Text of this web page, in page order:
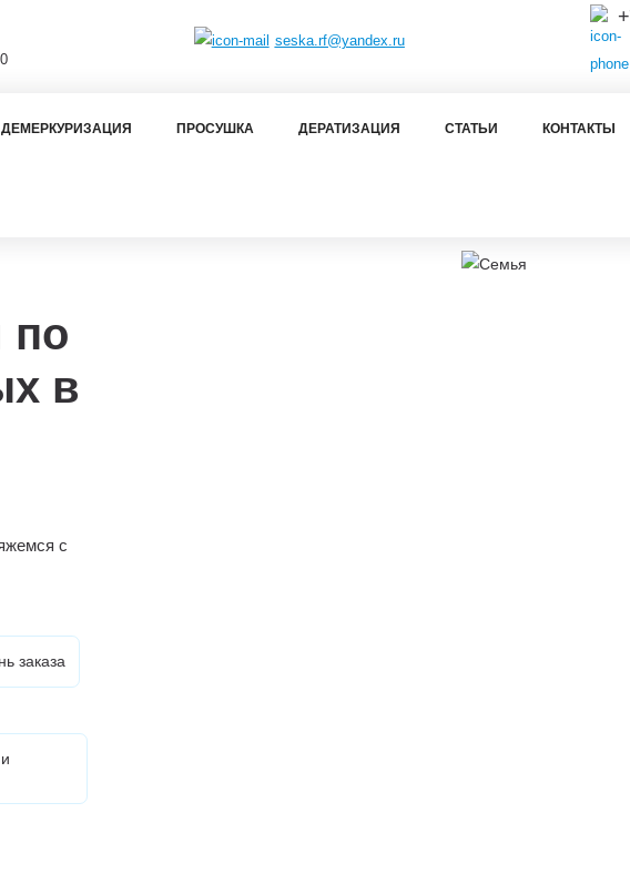
seska.rf@yandex.ru
ДЕМЕРКУРИЗАЦИЯ ПРОСУШКА ДЕРАТИЗАЦИЯ СТАТЬИ КОНТАКТЫ
по
в
с
заказа